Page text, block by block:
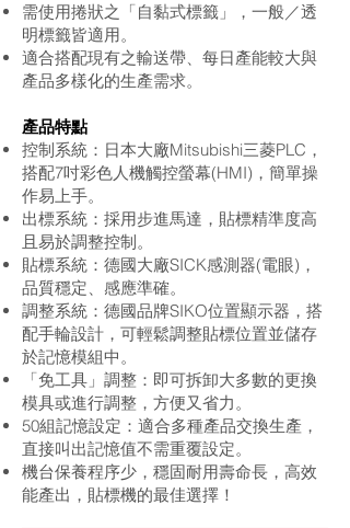
需使用捲狀之「自黏式標籤」，一般／透
明標籤皆適用。
適合搭配現有之輸送帶、每日產能較大與
產品多樣化的生產需求。
產品特點
控制系統：日本大廠Mitsubishi三菱PLC，
搭配7吋彩色人機觸控螢幕(HMI)，簡單操
作易上手。
出標系統：採用步進馬達，貼標精準度高
且易於調整控制。
貼標系統：德國大廠SICK感測器(電眼)，
品質穩定、感應準確。
調整系統：德國品牌SIKO位置顯示器，搭
配手輪設計，可輕鬆調整貼標位置並儲存
於記憶模組中。
「免工具」調整：即可拆卸大多數的更換
模具或進行調整，方便又省力。
50組記憶設定：適合多種產品交換生產，
直接叫出記憶值不需重覆設定。
機台保養程序少，穩固耐用壽命長，高效
能產出，貼標機的最佳選擇！